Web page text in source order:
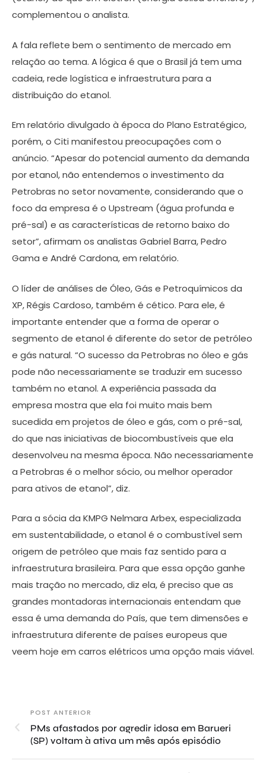
complementou o analista.
A fala reflete bem o sentimento de mercado em
relação ao tema. A lógica é que o Brasil já tem uma
cadeia, rede logística e infraestrutura para a
distribuição do etanol.
Em relatório divulgado à época do Plano Estratégico,
porém, o Citi manifestou preocupações com o
anúncio. “Apesar do potencial aumento da demanda
por etanol, não entendemos o investimento da
Petrobras no setor novamente, considerando que o
foco da empresa é o Upstream (água profunda e
pré-sal) e as características de retorno baixo do
setor”, afirmam os analistas Gabriel Barra, Pedro
Gama e André Cardona, em relatório.
O líder de análises de Óleo, Gás e Petroquímicos da
XP, Régis Cardoso, também é cético. Para ele, é
importante entender que a forma de operar o
segmento de etanol é diferente do setor de petróleo
e gás natural. “O sucesso da Petrobras no óleo e gás
pode não necessariamente se traduzir em sucesso
também no etanol. A experiência passada da
empresa mostra que ela foi muito mais bem
sucedida em projetos de óleo e gás, com o pré-sal,
do que nas iniciativas de biocombustíveis que ela
desenvolveu na mesma época. Não necessariamente
a Petrobras é o melhor sócio, ou melhor operador
para ativos de etanol”, diz.
Para a sócia da KMPG Nelmara Arbex, especializada
em sustentabilidade, o etanol é o combustível sem
origem de petróleo que mais faz sentido para a
infraestrutura brasileira. Para que essa opção ganhe
mais tração no mercado, diz ela, é preciso que as
grandes montadoras internacionais entendam que
essa é uma demanda do País, que tem dimensões e
infraestrutura diferente de países europeus que
veem hoje em carros elétricos uma opção mais viável.
POST ANTERIOR
PMs afastados por agredir idosa em Barueri
(SP) voltam à ativa um mês após episódio